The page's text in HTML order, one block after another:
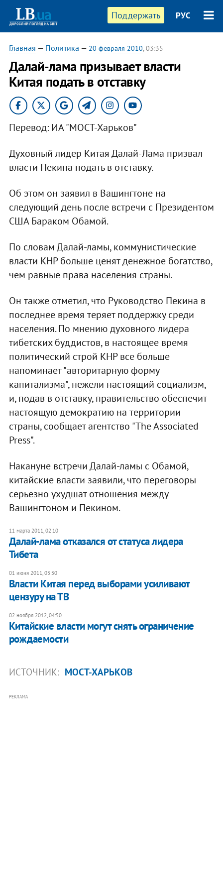
Поддержать РУС
Главная — Политика — 20 февраля 2010, 03:35
Далай-лама призывает власти
Китая подать в отставку
Перевод: ИА "МОСТ-Харьков"
Духовный лидер Китая Далай-Лама призвал
власти Пекина подать в отставку.
Об этом он заявил в Вашингтоне на
следующий день после встречи с Президентом
США Бараком Обамой.
По словам Далай-ламы, коммунистические
власти КНР больше ценят денежное богатство,
чем равные права населения страны.
Он также отметил, что Руководство Пекина в
последнее время теряет поддержку среди
населения. По мнению духовного лидера
тибетских буддистов, в настоящее время
политический строй КНР все больше
напоминает "авторитарную форму
капитализма", нежели настоящий социализм,
и, подав в отставку, правительство обеспечит
настоящую демократию на территории
страны, сообщает агентство "The Associated
Press".
Накануне встречи Далай-ламы с Обамой,
китайские власти заявили, что переговоры
серьезно ухудшат отношения между
Вашингтоном и Пекином.
11 марта 2011, 02:10
Далай-лама отказался от статуса лидера
Тибета
01 июня 2011, 03:30
Власти Китая перед выборами усиливают
цензуру на ТВ
02 ноября 2012, 04:50
Китайские власти могут снять ограничение
рождаемости
ИСТОЧНИК: МОСТ-ХАРЬКОВ
РЕКЛАМА